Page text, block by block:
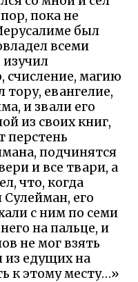
пока не
был
всеми
магию
тору, евангелие,
и звали его
из своих книг,
перстень
подчинятся
и все твари, а
что, когда
его
с ним по семи
на пальце, и
не мог взять
из едущих на
к этому месту…»